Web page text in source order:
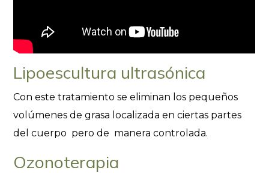
Lipoescultura ultrasónica
Con este tratamiento se eliminan los pequeños
volúmenes de grasa localizada en ciertas partes
del cuerpo pero de manera controlada.
Ozonoterapia